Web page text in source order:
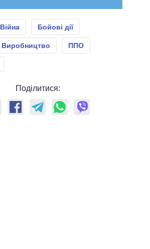
Війна Бойові дії
Виробництво ППО
Поділитися: